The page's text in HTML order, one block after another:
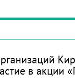
в акции